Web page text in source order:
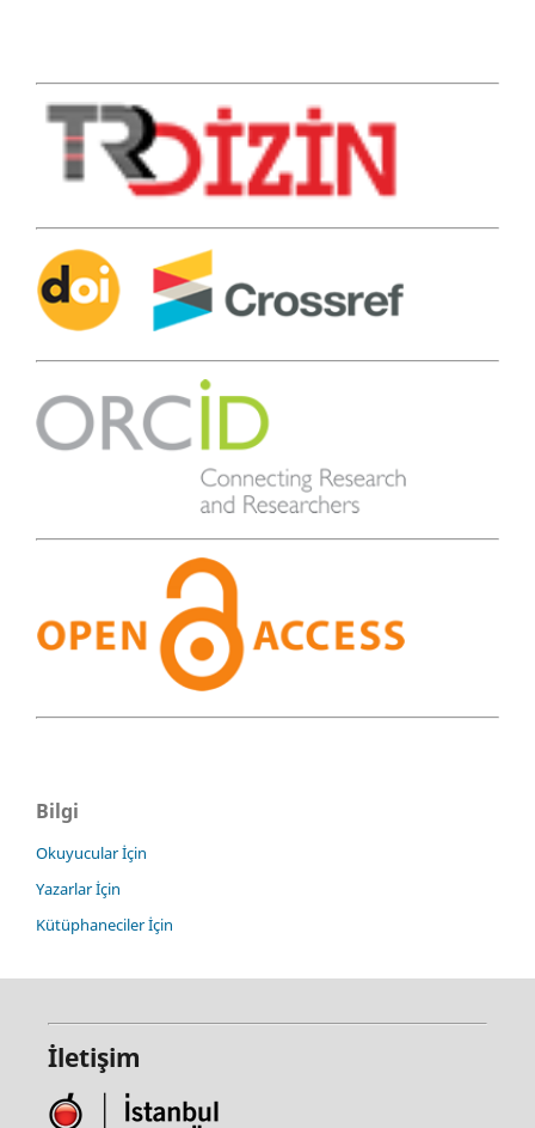
Bilgi
Okuyucular İçin
Yazarlar İçin
Kütüphaneciler İçin
İletişim